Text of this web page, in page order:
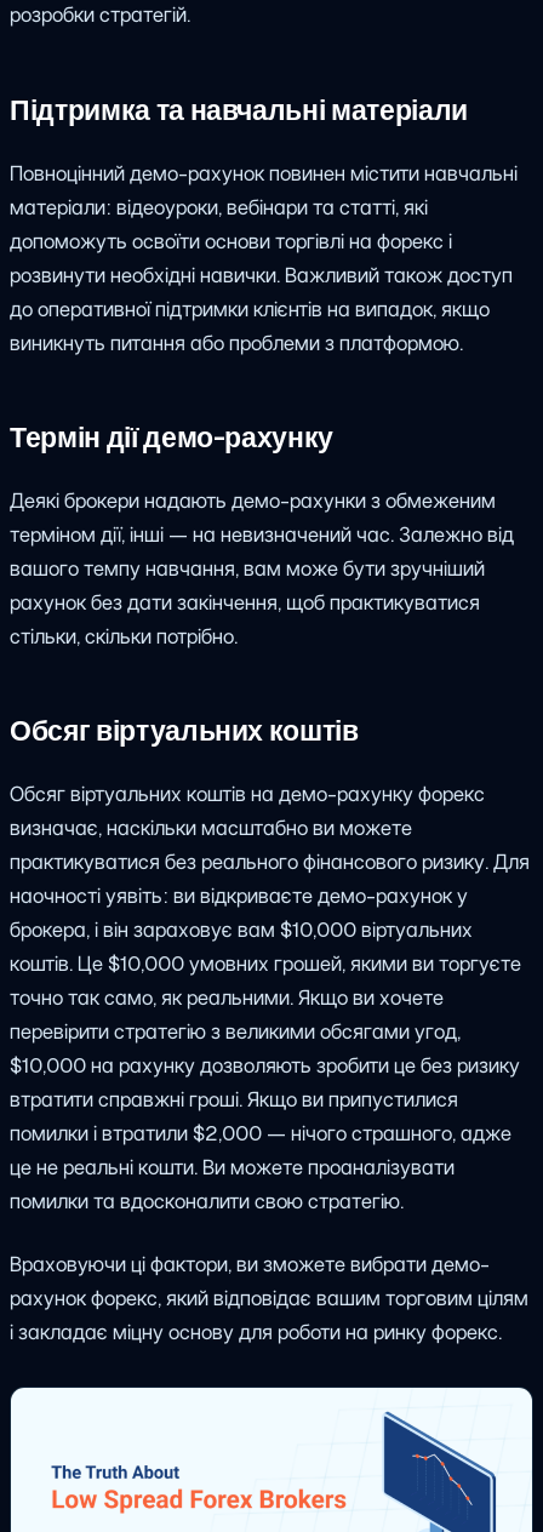
розробки стратегій.
Підтримка та навчальні матеріали
Повноцінний демо-рахунок повинен містити навчальні
матеріали: відеоуроки, вебінари та статті, які
допоможуть освоїти основи торгівлі на форекс і
розвинути необхідні навички. Важливий також доступ
до оперативної підтримки клієнтів на випадок, якщо
виникнуть питання або проблеми з платформою.
Термін дії демо-рахунку
Деякі брокери надають демо-рахунки з обмеженим
терміном дії, інші — на невизначений час. Залежно від
вашого темпу навчання, вам може бути зручніший
рахунок без дати закінчення, щоб практикуватися
стільки, скільки потрібно.
Обсяг віртуальних коштів
Обсяг віртуальних коштів на демо-рахунку форекс
визначає, наскільки масштабно ви можете
практикуватися без реального фінансового ризику. Для
наочності уявіть: ви відкриваєте демо-рахунок у
брокера, і він зараховує вам $10,000 віртуальних
коштів. Це $10,000 умовних грошей, якими ви торгуєте
точно так само, як реальними. Якщо ви хочете
перевірити стратегію з великими обсягами угод,
$10,000 на рахунку дозволяють зробити це без ризику
втратити справжні гроші. Якщо ви припустилися
помилки і втратили $2,000 — нічого страшного, адже
це не реальні кошти. Ви можете проаналізувати
помилки та вдосконалити свою стратегію.
Враховуючи ці фактори, ви зможете вибрати демо-
рахунок форекс, який відповідає вашим торговим цілям
і закладає міцну основу для роботи на ринку форекс.